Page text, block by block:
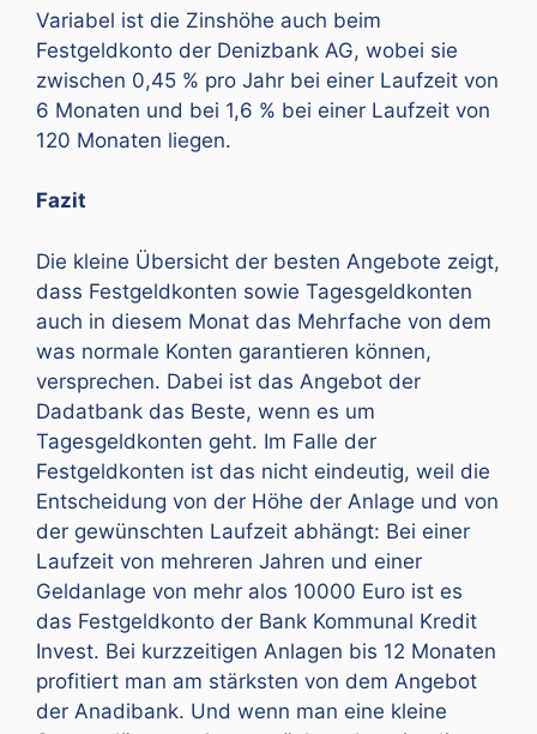
Variabel ist die Zinshöhe auch beim
Festgeldkonto der Denizbank AG, wobei sie
zwischen 0,45 % pro Jahr bei einer Laufzeit von
6 Monaten und bei 1,6 % bei einer Laufzeit von
120 Monaten liegen.
Fazit
Die kleine Übersicht der besten Angebote zeigt,
dass Festgeldkonten sowie Tagesgeldkonten
auch in diesem Monat das Mehrfache von dem
was normale Konten garantieren können,
versprechen. Dabei ist das Angebot der
Dadatbank das Beste, wenn es um
Tagesgeldkonten geht. Im Falle der
Festgeldkonten ist das nicht eindeutig, weil die
Entscheidung von der Höhe der Anlage und von
der gewünschten Laufzeit abhängt: Bei einer
Laufzeit von mehreren Jahren und einer
Geldanlage von mehr alos 10000 Euro ist es
das Festgeldkonto der Bank Kommunal Kredit
Invest. Bei kurzzeitigen Anlagen bis 12 Monaten
profitiert man am stärksten von dem Angebot
der Anadibank. Und wenn man eine kleine